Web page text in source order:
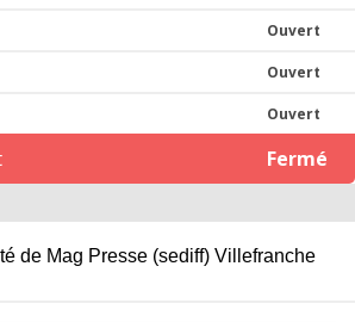
Ouvert
Ouvert
Ouvert
Fermé
de Mag Presse (sediff) Villefranche